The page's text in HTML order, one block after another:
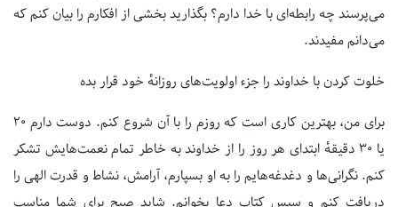
می‌پرسند چه رابطه‌ای با خدا دارم؟ بگذارید بخشی از افکارم را بیان کنم که
می‌دانم مفیدند.
خلوت کردن با خداوند را جزء اولویت‌های روزانهٔ خود قرار بده
برای من، بهترین کاری است که روزم را با آن شروع کنم. دوست دارم ۲۰
یا ۳۰ دقیقهٔ ابتدای هر روز را از خداوند به خاطر تمام نعمت‌هایش تشکر
کنم. نگرانی‌ها و دغدغه‌هایم را به او بسپارم، آرامش، نشاط و قدرت الهی را